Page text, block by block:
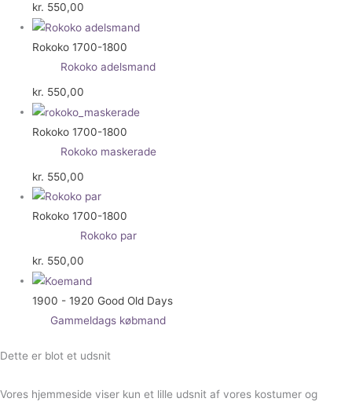
kr. 550,00
Rokoko 1700-1800
Rokoko adelsmand
kr. 550,00
Rokoko 1700-1800
Rokoko maskerade
kr. 550,00
Rokoko 1700-1800
Rokoko par
kr. 550,00
1900 - 1920 Good Old Days
Gammeldags købmand
Dette er blot et udsnit
Vores hjemmeside viser kun et lille udsnit af vores kostumer og